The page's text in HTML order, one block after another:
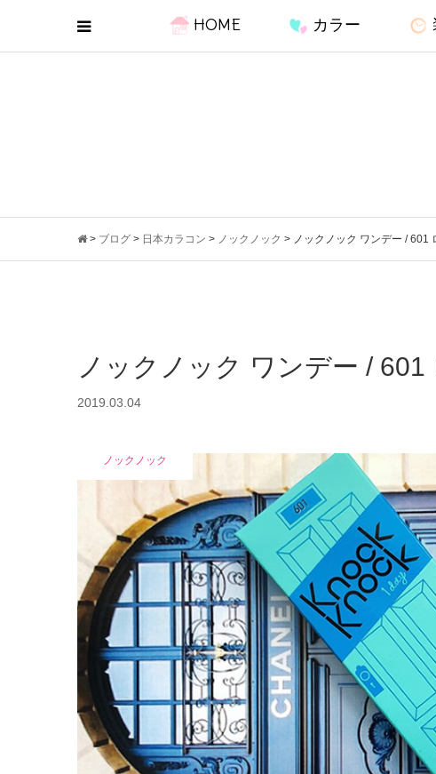
HOME カラー
> ブログ > 日本カラコン > ノックノック > ノックノック ワンデー / 601
ノックノック ワンデー / 601
2019.03.04
ノックノック